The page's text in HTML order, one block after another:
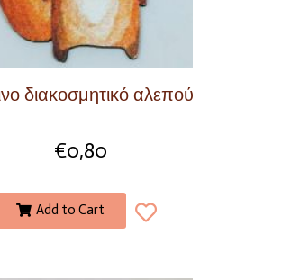
διακοσμητικό αλεπού
€0,80
Add to Cart